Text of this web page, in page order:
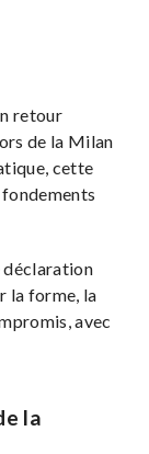
retour
de la Milan
cette
déclaration
la forme, la
avec
la